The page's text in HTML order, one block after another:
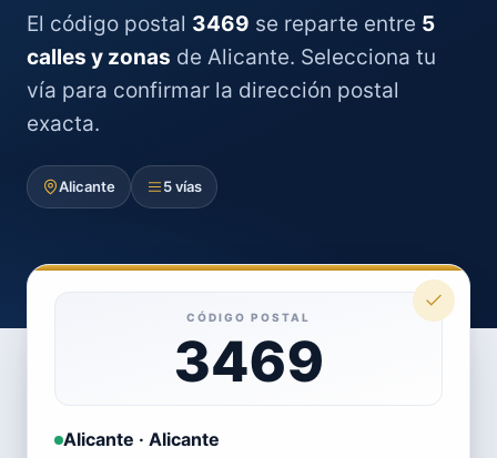
El código postal 3469 se reparte entre 5
calles y zonas de Alicante. Selecciona tu
vía para confirmar la dirección postal
exacta.
Alicante 5 vías
CÓDIGO POSTAL
3469
Alicante · Alicante